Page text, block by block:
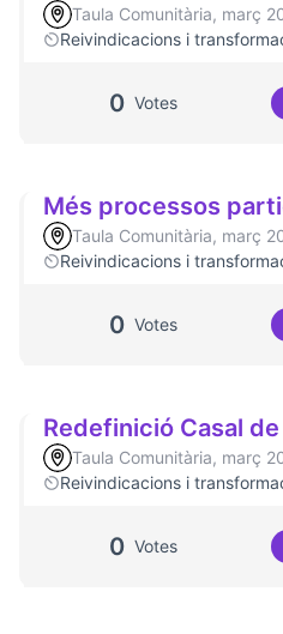
Taula Comunitària, març
Reivindicacions i
0 Votes
Més processos
Taula Comunitària, març
Reivindicacions i
0 Votes
Redefinició Casal
Taula Comunitària, març
Reivindicacions i
0 Votes